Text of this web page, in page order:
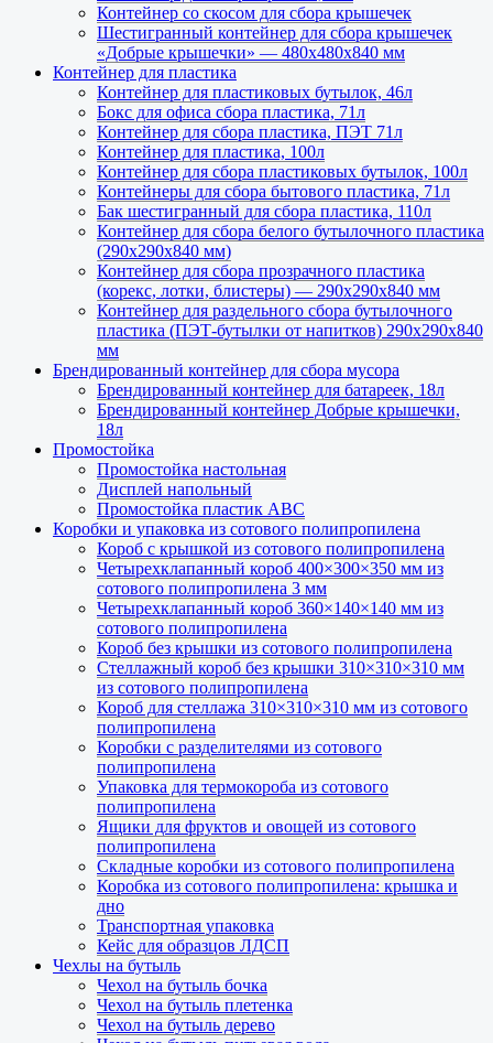
Контейнер со скосом для сбора крышечек
Шестигранный контейнер для сбора крышечек
«Добрые крышечки» — 480х480х840 мм
Контейнер для пластика
Контейнер для пластиковых бутылок, 46л
Бокс для офиса сбора пластика, 71л
Контейнер для сбора пластика, ПЭТ 71л
Контейнер для пластика, 100л
Контейнер для сбора пластиковых бутылок, 100л
Контейнеры для сбора бытового пластика, 71л
Бак шестигранный для сбора пластика, 110л
Контейнер для сбора белого бутылочного пластика
(290х290х840 мм)
Контейнер для сбора прозрачного пластика
(корекс, лотки, блистеры) — 290х290х840 мм
Контейнер для раздельного сбора бутылочного
пластика (ПЭТ-бутылки от напитков) 290х290х840
мм
Брендированный контейнер для сбора мусора
Брендированный контейнер для батареек, 18л
Брендированный контейнер Добрые крышечки,
18л
Промостойка
Промостойка настольная
Дисплей напольный
Промостойка пластик АВС
Коробки и упаковка из сотового полипропилена
Короб с крышкой из сотового полипропилена
Четырехклапанный короб 400×300×350 мм из
сотового полипропилена 3 мм
Четырехклапанный короб 360×140×140 мм из
сотового полипропилена
Короб без крышки из сотового полипропилена
Стеллажный короб без крышки 310×310×310 мм
из сотового полипропилена
Короб для стеллажа 310×310×310 мм из сотового
полипропилена
Коробки с разделителями из сотового
полипропилена
Упаковка для термокороба из сотового
полипропилена
Ящики для фруктов и овощей из сотового
полипропилена
Складные коробки из сотового полипропилена
Коробка из сотового полипропилена: крышка и
дно
Транспортная упаковка
Кейс для образцов ЛДСП
Чехлы на бутыль
Чехол на бутыль бочка
Чехол на бутыль плетенка
Чехол на бутыль дерево